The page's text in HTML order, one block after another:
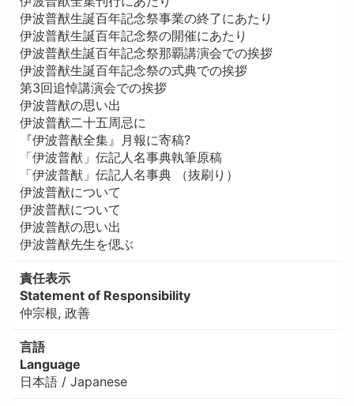
伊波普猷生誕百年記念祭事業の終了にあたり
伊波普猷生誕百年記念祭の開催にあたり
伊波普猷生誕百年記念祭那覇講演会での挨拶
伊波普猷生誕百年記念祭の式典での挨拶
第3回追悼講演会での挨拶
伊波普猷の思い出
伊波普猷二十五周忌に
『伊波普猷全集』月報に寄稿?
「伊波普猷」伝記人名事典執筆原稿
「伊波普猷」伝記人名事典 （抜刷り）
伊波普猷について
伊波普猷について
伊波普猷の思い出
伊波普猷先生を偲ぶ
責任表示
Statement of Responsibility
仲宗根, 政善
言語
Language
日本語 / Japanese